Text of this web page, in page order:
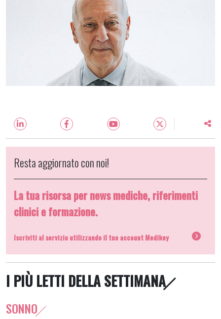
Resta aggiornato con noi!
La tua risorsa per news mediche, riferimenti
clinici e formazione.
Iscriviti al servizio utilizzando il tuo account Medikey
I PIÙ LETTI DELLA SETTIMANA
SONNO